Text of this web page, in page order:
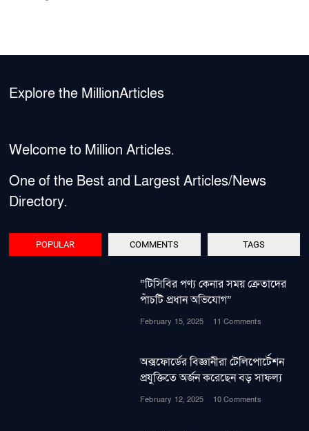
Explore the MillionArticles
Welcome to Million Articles.
One of the Best and Largest Articles/News
Directory.
POPULAR COMMENTS TAGS
“টিসিবির পণ্য কেনার সময় ক্রেতাদের
পাঁচটি প্রধান অভিযোগ”
February 15, 2025 11 Comments
অক্সফোর্ডের বিজ্ঞানীরা টেলিপোর্টেশন
প্রযুক্তিতে অর্জন করেছেন বড় সাফল্য
February 12, 2025 10 Comments